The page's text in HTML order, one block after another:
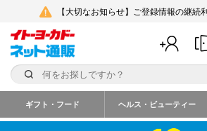
【大切なお知らせ】ご登録情報の継続
ギフト・フード ヘルス・ビューティー